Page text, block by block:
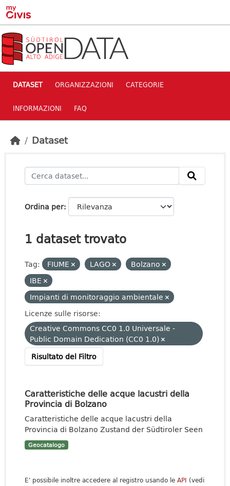
Skip to main content
DATASET ORGANIZZAZIONI CATEGORIE
INFORMAZIONI FAQ
Dataset
Ordina per
1 dataset trovato
Tag: FIUME LAGO
Bolzano
IBE
Impianti di monitoraggio ambientale
Licenze sulle risorse:
Creative Commons CC0 1.0 Universale -
Public Domain Dedication (CC0 1.0)
Risultato del Filtro
Caratteristiche delle acque lacustri della
Provincia di Bolzano
Caratteristiche delle acque lacustri della
Provincia di Bolzano Zustand der Südtiroler Seen
Geocatalogo
E' possibile inoltre accedere al registro usando le API (vedi